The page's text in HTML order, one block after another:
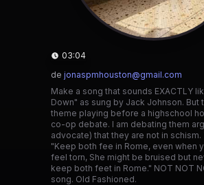
03:04
de jonaspmhouston@gmail.com
Make a song that sounds EXACTLY
Down" as sung by Jack Johnson. But
theme playing before a highschool
co-op debate. I am debating them
advocate) that they are not in schism.
"Keep both fee in Rome, even when
feel torn, She might be bruised but
keep both feet in Rome." NOT NOT
song. Old Fashioned.